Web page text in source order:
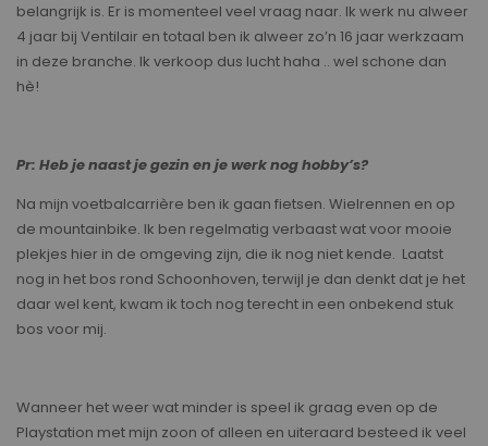
belangrijk is. Er is momenteel veel vraag naar. Ik werk nu alweer
4 jaar bij Ventilair en totaal ben ik alweer zo’n 16 jaar werkzaam
in deze branche. Ik verkoop dus lucht haha .. wel schone dan
hè!
Pr: Heb je naast je gezin en je werk nog hobby’s?
Na mijn voetbalcarrière ben ik gaan fietsen. Wielrennen en op
de mountainbike. Ik ben regelmatig verbaast wat voor mooie
plekjes hier in de omgeving zijn, die ik nog niet kende. Laatst
nog in het bos rond Schoonhoven, terwijl je dan denkt dat je het
daar wel kent, kwam ik toch nog terecht in een onbekend stuk
bos voor mij.
Wanneer het weer wat minder is speel ik graag even op de
Playstation met mijn zoon of alleen en uiteraard besteed ik veel